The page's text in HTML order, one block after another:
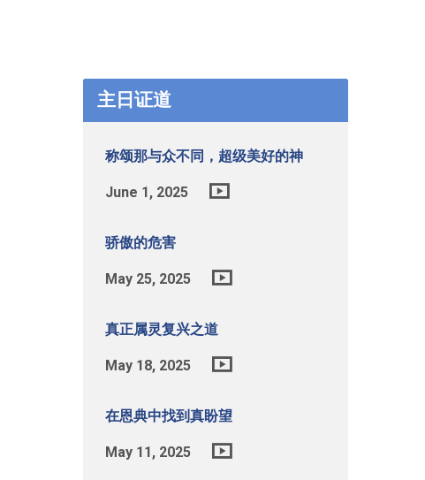
主日证道
称颂那与众不同，超级美好的神
June 1, 2025
骄傲的危害
May 25, 2025
真正属灵复兴之道
May 18, 2025
在恩典中找到真盼望
May 11, 2025